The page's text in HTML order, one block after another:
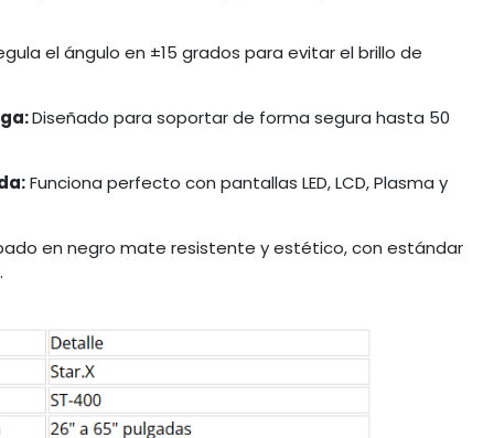
el ángulo en ±15 grados para evitar el brillo de
Diseñado para soportar de forma segura hasta 50
Funciona perfecto con pantallas LED, LCD, Plasma y
en negro mate resistente y estético, con estándar